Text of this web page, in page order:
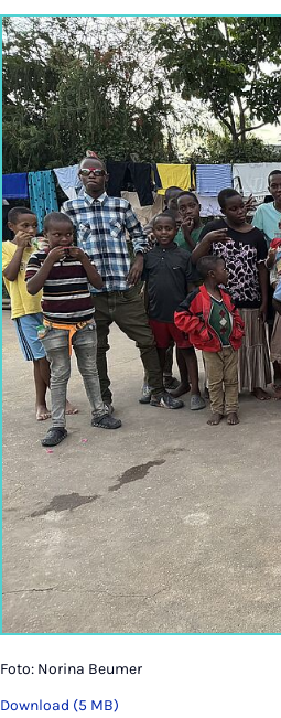
Foto: Norina Beumer
Download (5 MB)